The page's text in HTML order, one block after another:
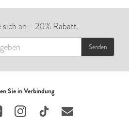
sich an - 20% Rabatt.
Senden
Sie in Verbindung